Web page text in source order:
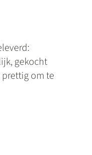
gekocht
om te